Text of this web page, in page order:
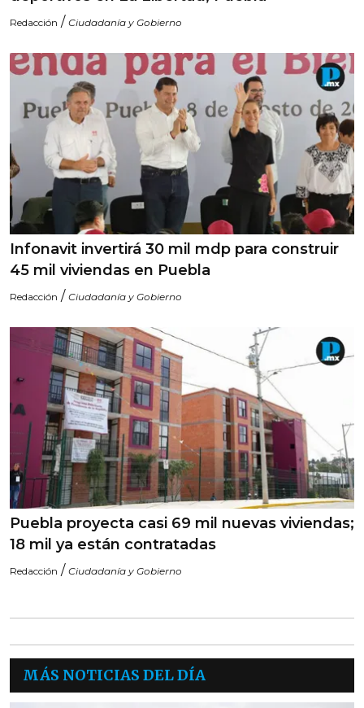
Redacción / Ciudadanía y Gobierno
Infonavit invertirá 30 mil mdp para construir
45 mil viviendas en Puebla
Redacción / Ciudadanía y Gobierno
Puebla proyecta casi 69 mil nuevas viviendas;
18 mil ya están contratadas
Redacción / Ciudadanía y Gobierno
MÁS NOTICIAS DEL DÍA